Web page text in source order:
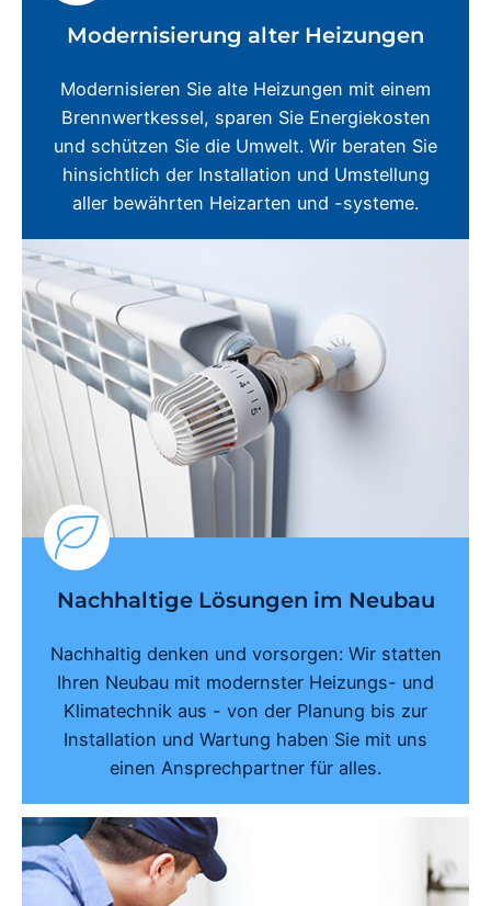
Modernisierung alter Heizungen
Modernisieren Sie alte Heizungen mit einem
Brennwertkessel, sparen Sie Energiekosten
und schützen Sie die Umwelt. Wir beraten Sie
hinsichtlich der Installation und Umstellung
aller bewährten Heizarten und -systeme.
Nachhaltige Lösungen im Neubau
Nachhaltig denken und vorsorgen: Wir statten
Ihren Neubau mit modernster Heizungs- und
Klimatechnik aus - von der Planung bis zur
Installation und Wartung haben Sie mit uns
einen Ansprechpartner für alles.